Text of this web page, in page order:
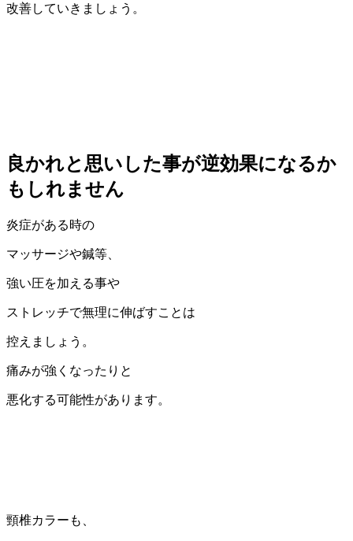
改善していきましょう。
良かれと思いした事が逆効果になるか
もしれません
炎症がある時の
マッサージや鍼等、
強い圧を加える事や
ストレッチで無理に伸ばすことは
控えましょう。
痛みが強くなったりと
悪化する可能性があります。
頸椎カラーも、